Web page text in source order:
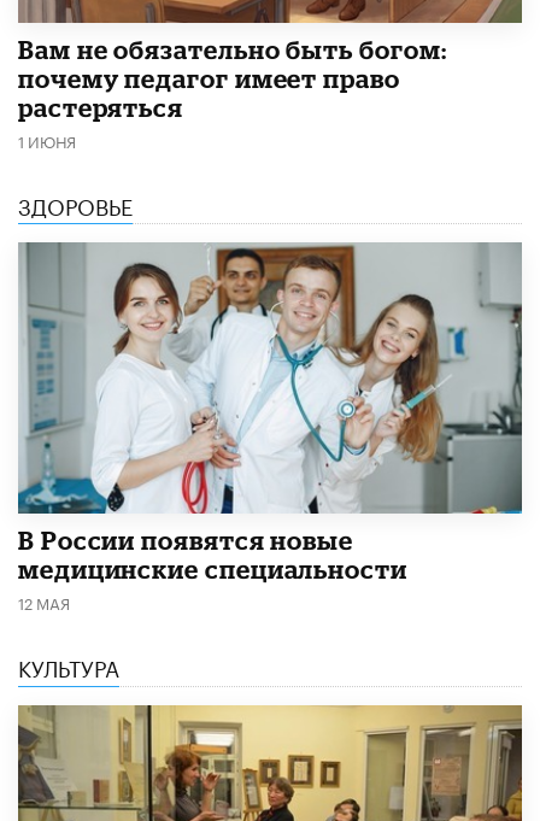
​Вам не обязательно быть богом:
почему педагог имеет право
растеряться
1 ИЮНЯ
ЗДОРОВЬЕ
В России появятся новые
медицинские специальности
12 МАЯ
КУЛЬТУРА